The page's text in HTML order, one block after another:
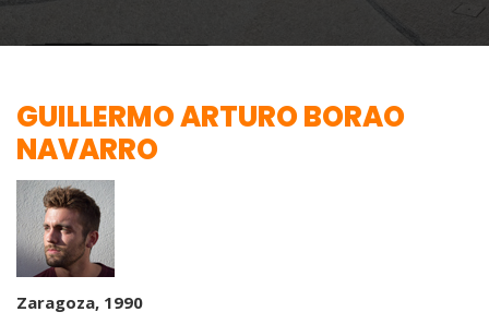
GUILLERMO ARTURO BORAO
NAVARRO
Zaragoza, 1990